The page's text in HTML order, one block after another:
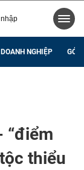
DOANH NGHIỆP GÓC
“điểm
thiểu